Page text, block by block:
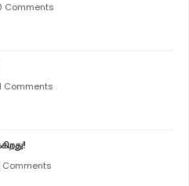
Comments
Comments
Comments